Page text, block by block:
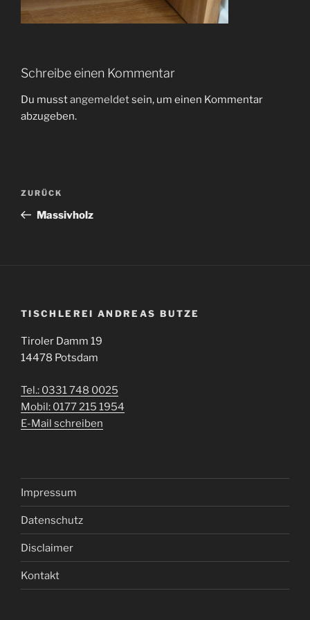
Schreibe einen Kommentar
Du musstangemeldetsein, um einen Kommentar
abzugeben.
Beitragsnavigation
Vorheriger
Beitrag
ZURÜCK
Massivholz
TISCHLEREI ANDREAS BUTZE
Tiroler Damm 19
14478 Potsdam
Tel.: 0331 748 0025
Mobil: 0177 215 1954
E-Mail schreiben
Impressum
Datenschutz
Disclaimer
Kontakt